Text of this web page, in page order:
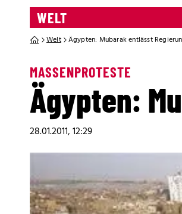
WELT
Welt Ägypten: Mubarak entlässt
MASSENPROTESTE
Ägypten:
28.01.2011, 12:29